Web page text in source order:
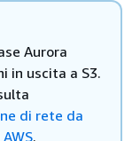
Aurora
in uscita a S3.
di rete da
.